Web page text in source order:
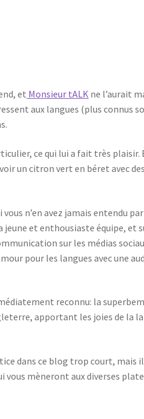
et Monsieur tALK ne l’aurait
aux langues (plus connus
ce qui lui a fait très
un citron vert en béret avec
vous n’en avez jamais entendu
jeune et enthousiaste équipe, et
sur les médias
pour les langues avec une
reconnu: la
apportant les joies de la
dans ce blog trop court, mais
vous mèneront aux diverses